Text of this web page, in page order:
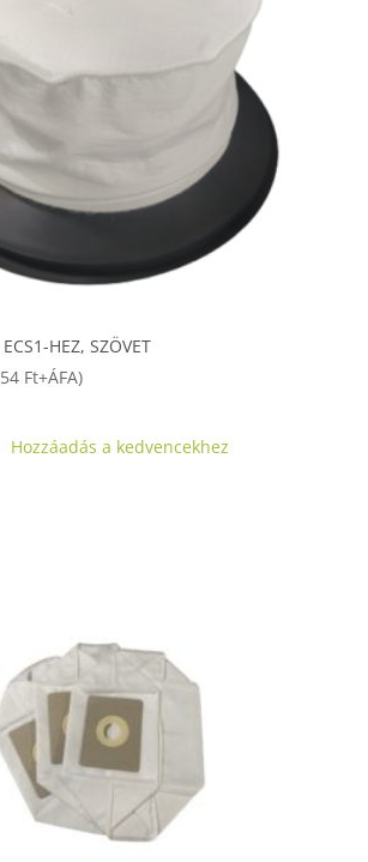
HEZ, SZÖVET
Ft+ÁFA)
Hozzáadás a kedvencekhez